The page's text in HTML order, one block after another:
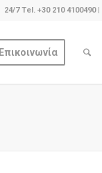
24/7 Tel. +30 210 4100490 |
Επικοινωνία